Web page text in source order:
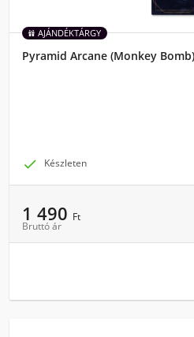
AJÁNDÉKTÁRGY
Pyramid Arcane (Monkey
 Készleten
1 490 Ft
Bruttó ár